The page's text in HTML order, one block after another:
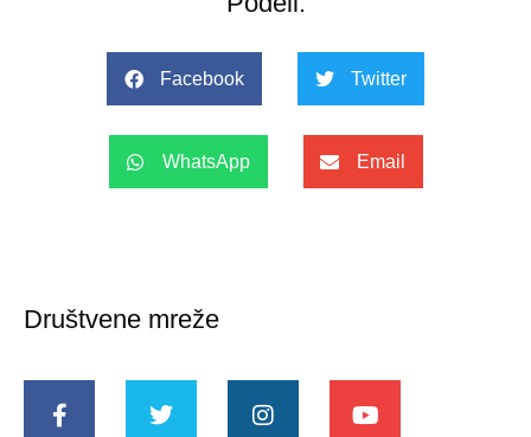
Facebook Twitter
WhatsApp Email
Društvene mreže